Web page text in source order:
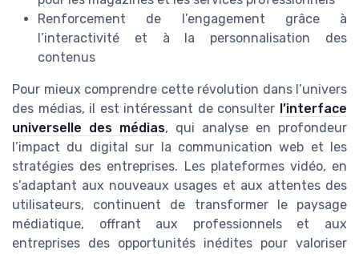
Renforcement de l’engagement grâce à
l’interactivité et à la personnalisation des
contenus
Pour mieux comprendre cette révolution dans l’univers
des médias, il est intéressant de consulter l’interface
universelle des médias, qui analyse en profondeur
l’impact du digital sur la communication web et les
stratégies des entreprises. Les plateformes vidéo, en
s’adaptant aux nouveaux usages et aux attentes des
utilisateurs, continuent de transformer le paysage
médiatique, offrant aux professionnels et aux
entreprises des opportunités inédites pour valoriser